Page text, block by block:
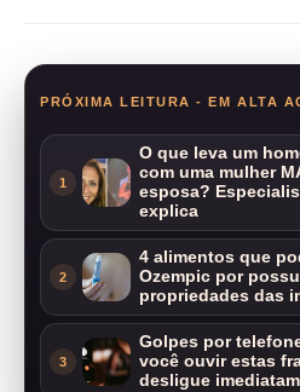
PRÓXIMA LEITURA - EM ALTA
1
O que leva um
com uma mulher
esposa?
explica
2
4 alimentos que
Ozempic por
propriedades das
3
Golpes por
você ouvir estas
desligue